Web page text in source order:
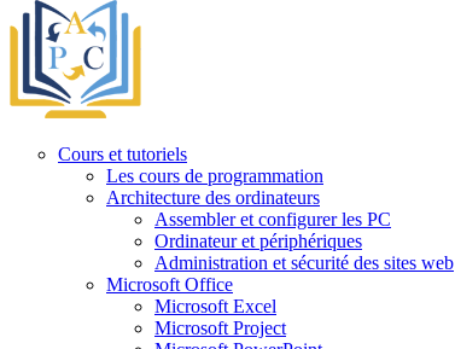
Cours et tutoriels
Les cours de programmation
Architecture des ordinateurs
Assembler et configurer les PC
Ordinateur et périphériques
Administration et sécurité des sites web
Microsoft Office
Microsoft Excel
Microsoft Project